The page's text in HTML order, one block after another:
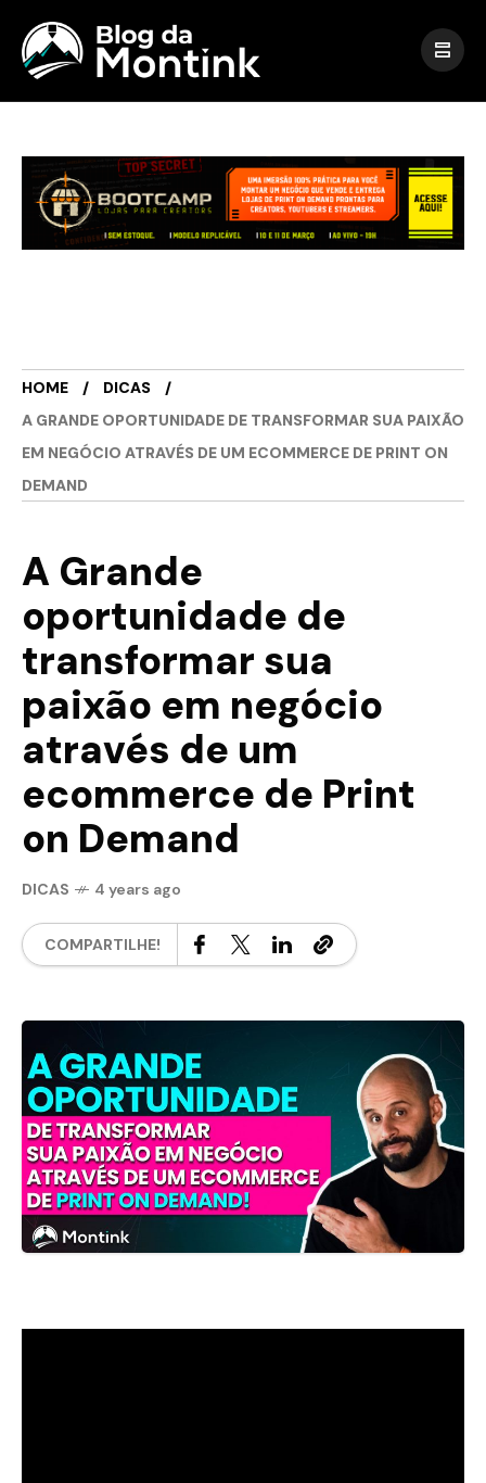
HOME
DICAS
A GRANDE OPORTUNIDADE DE TRANSFORMAR SUA PAIXÃO
EM NEGÓCIO ATRAVÉS DE UM ECOMMERCE DE PRINT ON
DEMAND
A Grande
oportunidade de
transformar sua
paixão em negócio
através de um
ecommerce de Print
on Demand
DICAS 4 years ago
COMPARTILHE!